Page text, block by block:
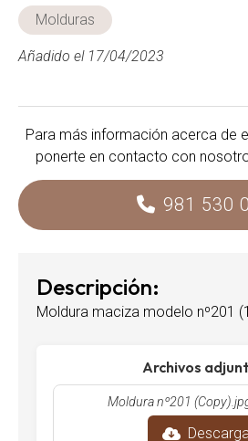
Molduras
Añadido el 17/04/2023
Para más información acerca de
ponerte en contacto con
981 530
Descripción:
Moldura maciza modelo nº201
Archivos
Moldura nº201